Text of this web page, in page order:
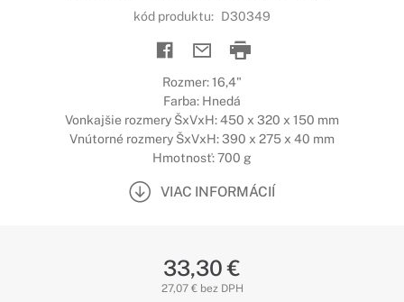
kód produktu: D30349
Rozmer: 16,4"
Farba: Hnedá
Vonkajšie rozmery ŠxVxH: 450 x 320 x 150 mm
Vnútorné rozmery ŠxVxH: 390 x 275 x 40 mm
Hmotnosť: 700 g
VIAC INFORMÁCIÍ
33,30 €
27,07 € bez DPH